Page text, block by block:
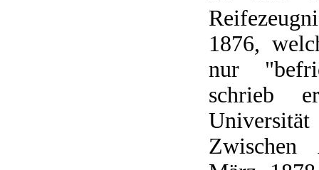
1876,
nur
schrieb